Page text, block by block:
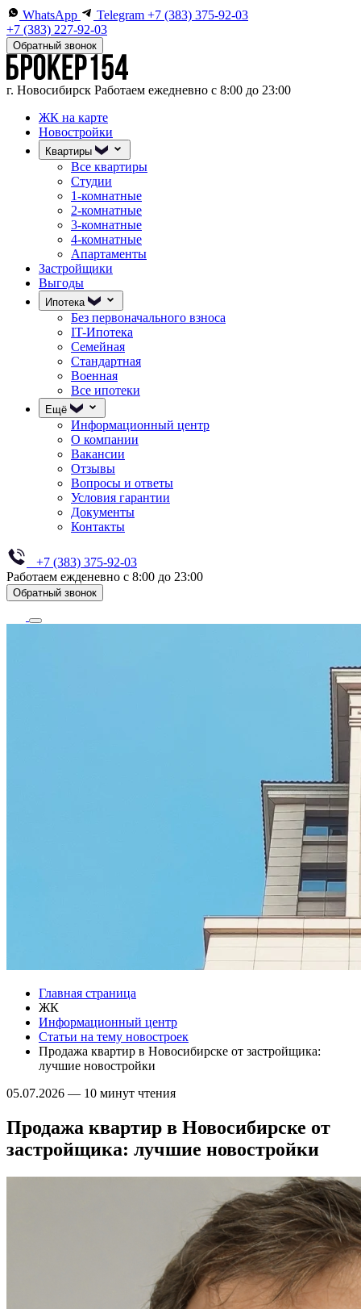
WhatsApp Telegram +7 (383) 375-92-03
+7 (383) 227-92-03
Обратный звонок
г. Новосибирск Работаем ежедневно с 8:00 до 23:00
ЖК на карте
Новостройки
Квартиры
Все квартиры
Студии
1-комнатные
2-комнатные
3-комнатные
4-комнатные
Апартаменты
Застройщики
Выгоды
Ипотека
Без первоначального взноса
IT-Ипотека
Семейная
Стандартная
Военная
Все ипотеки
Ещё
Информационный центр
О компании
Вакансии
Отзывы
Вопросы и ответы
Условия гарантии
Документы
Контакты
+7 (383) 375-92-03
Работаем ежденевно с 8:00 до 23:00
Обратный звонок
Главная страница
ЖК
Информационный центр
Статьи на тему новостроек
Продажа квартир в Новосибирске от застройщика:
лучшие новостройки
05.07.2026 — 10 минут чтения
Продажа квартир в Новосибирске от
застройщика: лучшие новостройки